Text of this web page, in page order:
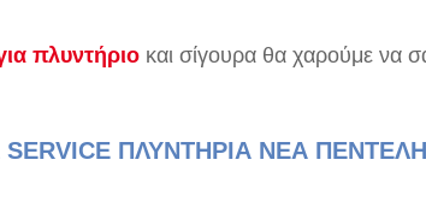
πλυντήριο και σίγουρα θα χαρούμε να
ΠΛΥΝΤΗΡΙΑ ΝΕΑ